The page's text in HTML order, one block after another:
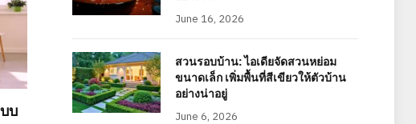
บ
June 16, 2026
สวนรอบบ้าน: ไอเดียจัดสวนหย่อม
ขนาดเล็ก เพิ่มพื้นที่สีเขียวให้ตัวบ้าน
อย่างน่าอยู่
June 6, 2026